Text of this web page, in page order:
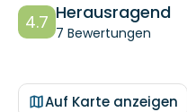
4.7 Herausragend
7 Bewertungen
Auf Karte anzeigen